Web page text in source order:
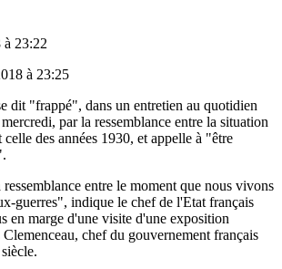
à 23:22
à 23:25
dit "frappé", dans un entretien au quotidien
par la ressemblance entre la situation
des années 1930, et appelle à "être
entre le moment que nous vivons
guerres", indique le chef de l'Etat français
en marge d'une visite d'une exposition
Clemenceau, chef du gouvernement français